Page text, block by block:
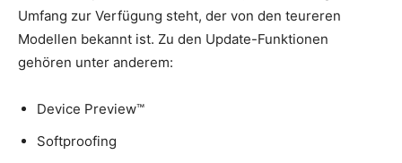
Umfang zur Verfügung steht, der von den teureren
Modellen bekannt ist. Zu den Update-Funktionen
gehören unter anderem:
Device Preview™
Softproofing